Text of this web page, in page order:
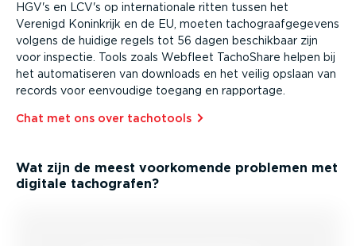
HGV's en LCV's op inter­na­ti­onale ritten tussen het
Verenigd Koninkrijk en de EU, moeten tacho­graaf­ge­gevens
volgens de huidige regels tot 56 dagen beschikbaar zijn
voor inspectie. Tools zoals Webfleet TachoShare helpen bij
het automa­ti­seren van downloads en het veilig opslaan van
records voor eenvoudige toegang en rapportage.
Chat met ons over tachotools⁠
Wat zijn de meest voorkomende problemen met
digitale tachografen?